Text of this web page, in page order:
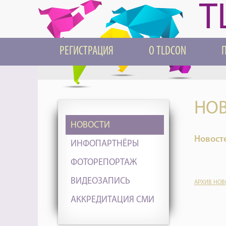
РЕГИСТРАЦИЯ О TLDCON
НОВОСТИ
ИНФОПАРТНЁРЫ
ФОТОРЕПОРТАЖ
ВИДЕОЗАПИСЬ
АККРЕДИТАЦИЯ СМИ
АРХИВ